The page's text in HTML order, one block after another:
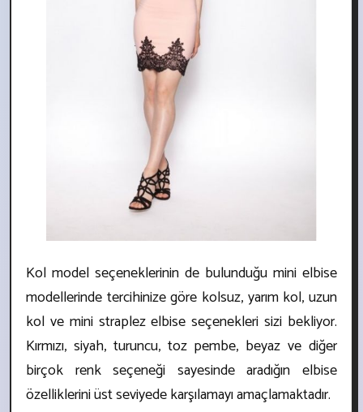
Kol model seçeneklerinin de bulunduğu mini elbise
modellerinde tercihinize göre kolsuz, yarım kol, uzun
kol ve mini straplez elbise seçenekleri sizi bekliyor.
Kırmızı, siyah, turuncu, toz pembe, beyaz ve diğer
birçok renk seçeneği sayesinde aradığın elbise
özelliklerini üst seviyede karşılamayı amaçlamaktadır.